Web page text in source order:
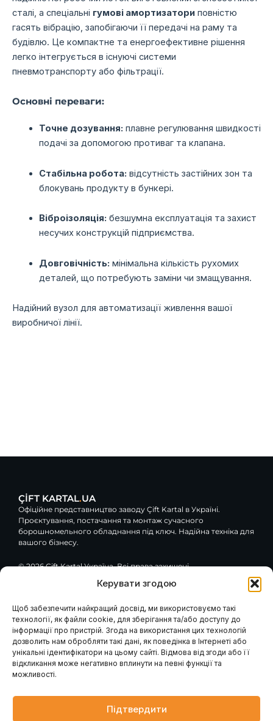
Керувати згодою
Щоб забезпечити найкращий досвід, ми використовуємо такі
технології, як файли cookie, для зберігання та/або доступу до
інформації про пристрій. Згода на використання цих технологій
дозволить нам обробляти такі дані, як поведінка в Інтернеті або
унікальні ідентифікатори на цьому сайті. Відмова від згоди або її
відкликання може негативно вплинути на певні функції та
можливості.
Підтвердити
сталі, а спеціальні гумові амортизатори повністю
гасять вібрацію, запобігаючи її передачі на раму та
будівлю. Це компактне та енергоефективне рішення
легко інтегрується в існуючі системи
пневмотранспорту або фільтрації.
Основні переваги:
Точне дозування: плавне регулювання швидкості
подачі за допомогою противаг та клапана.
Стабільна робота: відсутність застійних зон та
блокувань продукту в бункері.
Віброізоляція: безшумна експлуатація та захист
несучих конструкцій підприємства.
Довговічність: мінімальна кількість рухомих
деталей, що потребують заміни чи змащування.
Надійний вузол для автоматизації живлення вашої
виробничої лінії.
ÇİFT KARTAL.UA
Офіційне представництво заводу Çift Kartal в Україні.
Проєктування, постачання та монтаж сучасного
борошномельного обладнання під ключ. Надійна техніка для
вашого бізнесу.
© 2026 Çift Kartal Україна. Всі права захищені.
c
e
b
o
o
k
-
f
u
t
u
b
e
o
g
l
e
Навігація
Каталог обладнання
Про компанію
Наші проєкти
Контакти
Головна
Клієнтам / Послуги
Гарантія та сервіс
Модернізація вашого
млина
Консультація інженера
Проєктування млинів